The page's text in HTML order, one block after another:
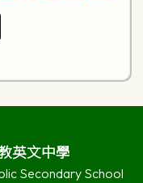
英文中學
Secondary School